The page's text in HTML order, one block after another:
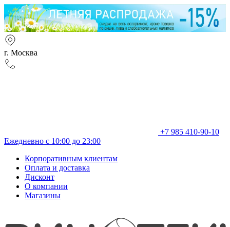
г. Москва
+7 985 410-90-10
Ежедневно с 10:00 до 23:00
Корпоративным клиентам
Оплата и доставка
Дисконт
О компании
Магазины